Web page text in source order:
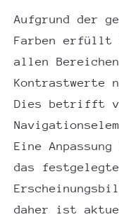
Aufgrund der
Farben erfüllt
allen
Kontrastwerte
Dies betrifft
Eine
das
daher ist